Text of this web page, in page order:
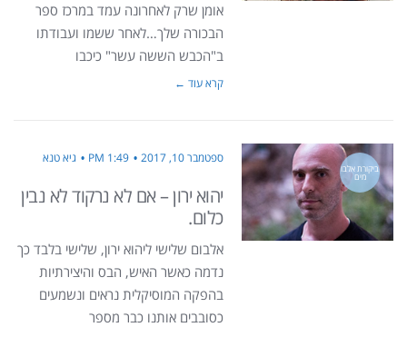
אומן שרק לאחרונה עמד במרכז ספר
הבכורה שלך…לאחר ששמו ועבודתו
ב"הכבש הששה עשר" כיכבו
קרא עוד ←
ביקורת אלבו
מים
ספטמבר 10, 2017 1:49 PM גיא טנא
יהוא ירון – אם לא נרקוד לא נבין
כלום.
אלבום שלישי ליהוא ירון, שלישי בלבד כך
נדמה כאשר האיש, הבס והיצירתיות
בהפקה המוסיקלית נראים ונשמעים
כסובבים אותנו כבר מספר